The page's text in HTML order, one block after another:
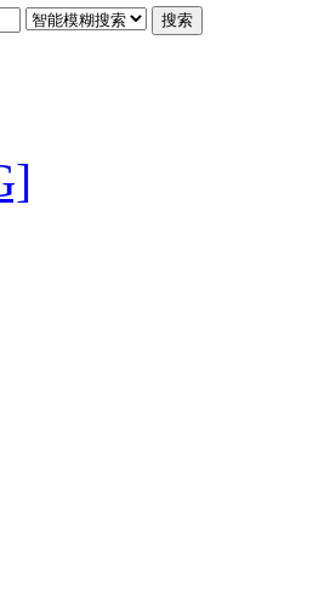
搜索